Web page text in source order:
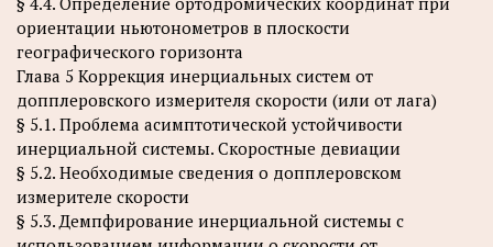
ориентации ньютонометров в плоскости
географического горизонта
Глава 5 Коррекция инерциальных систем от
допплеровского измерителя скорости (или от лага)
§ 5.1. Проблема асимптотической устойчивости
инерциальной системы. Скоростные девиации
§ 5.2. Необходимые сведения о допплеровском
измерителе скорости
§ 5.3. Демпфирование инерциальной системы с